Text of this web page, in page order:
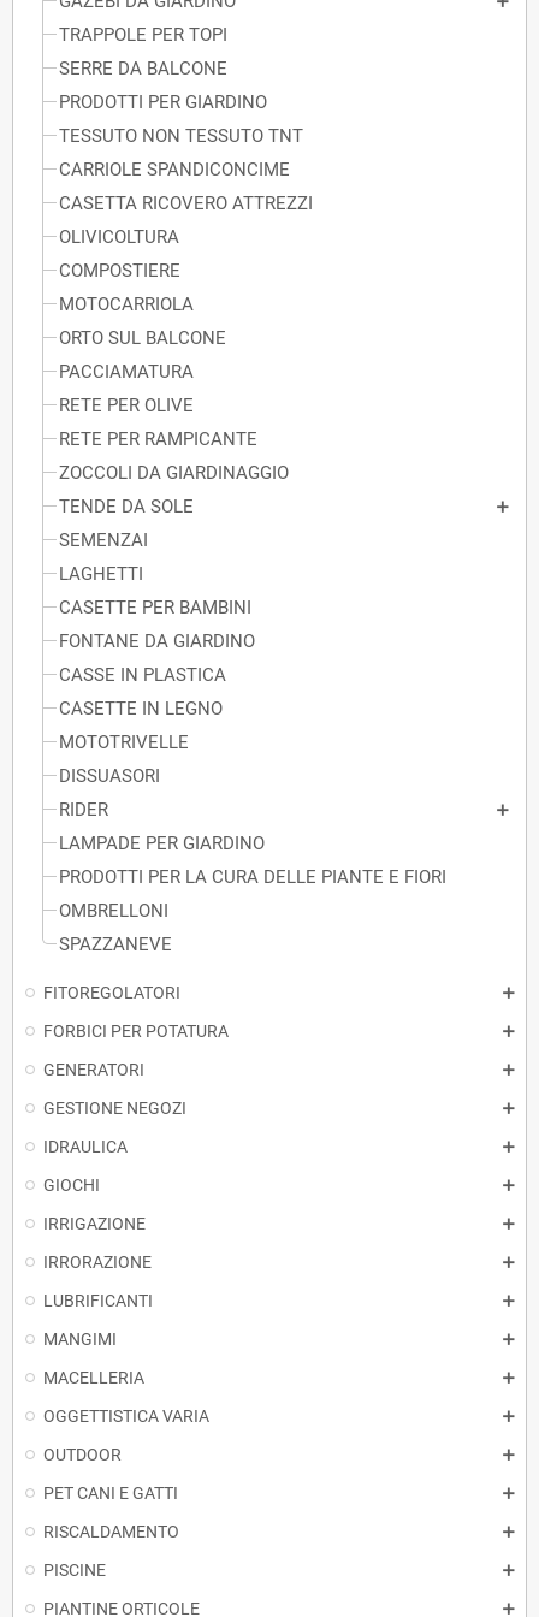
TRAPPOLE PER TOPI
SERRE DA BALCONE
PRODOTTI PER GIARDINO
TESSUTO NON TESSUTO TNT
CARRIOLE SPANDICONCIME
CASETTA RICOVERO ATTREZZI
OLIVICOLTURA
COMPOSTIERE
MOTOCARRIOLA
ORTO SUL BALCONE
PACCIAMATURA
RETE PER OLIVE
RETE PER RAMPICANTE
ZOCCOLI DA GIARDINAGGIO
TENDE DA SOLE
SEMENZAI
LAGHETTI
CASETTE PER BAMBINI
FONTANE DA GIARDINO
CASSE IN PLASTICA
CASETTE IN LEGNO
MOTOTRIVELLE
DISSUASORI
RIDER
LAMPADE PER GIARDINO
PRODOTTI PER LA CURA DELLE PIANTE E FIORI
OMBRELLONI
SPAZZANEVE
FITOREGOLATORI
FORBICI PER POTATURA
GENERATORI
GESTIONE NEGOZI
IDRAULICA
GIOCHI
IRRIGAZIONE
IRRORAZIONE
LUBRIFICANTI
MANGIMI
MACELLERIA
OGGETTISTICA VARIA
OUTDOOR
PET CANI E GATTI
RISCALDAMENTO
PISCINE
PIANTINE ORTICOLE